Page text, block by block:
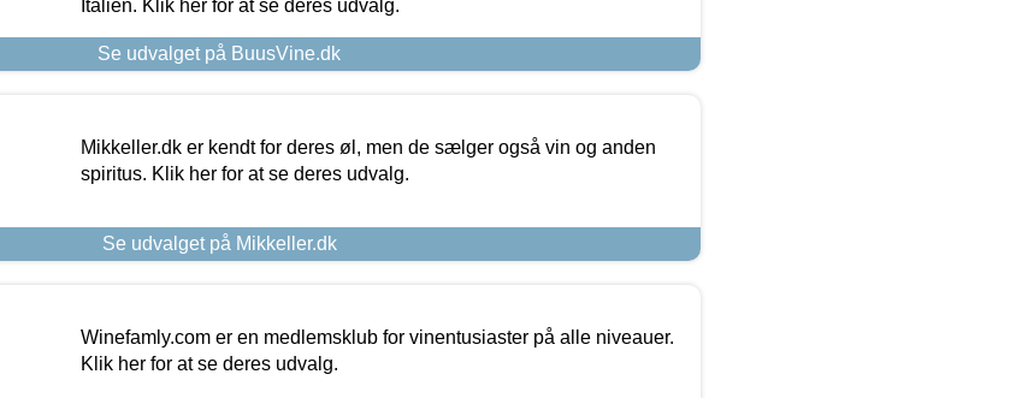
Italien. Klik her for at se deres udvalg.
Se udvalget på BuusVine.dk
Mikkeller.dk er kendt for deres øl, men de sælger også vin og anden
spiritus. Klik her for at se deres udvalg.
Se udvalget på Mikkeller.dk
Winefamly.com er en medlemsklub for vinentusiaster på alle niveauer.
Klik her for at se deres udvalg.